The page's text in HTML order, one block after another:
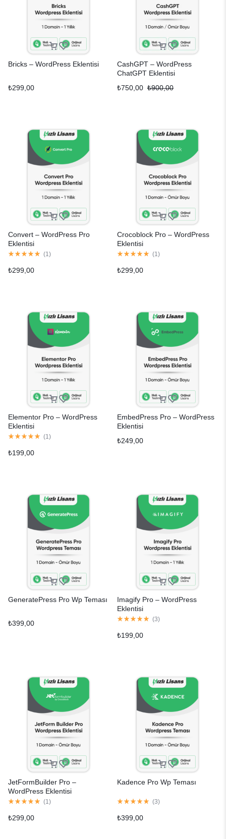
Bricks – WordPress Eklentisi
₺299,00
CashGPT – WordPress
ChatGPT Eklentisi
₺900,00
₺750,00
Convert – WordPress Pro
Eklentisi
(1 )
₺299,00
Crocoblock Pro – WordPress
Eklentisi
(1 )
₺299,00
Elementor Pro – WordPress
Eklentisi
(1 )
₺199,00
EmbedPress Pro – WordPress
Eklentisi
₺249,00
GeneratePress Pro Wp Teması
₺399,00
Imagify Pro – WordPress
Eklentisi
(3)
₺199,00
JetFormBuilder Pro –
WordPress Eklentisi
(1 )
₺299,00
Kadence Pro Wp Teması
(3)
₺399,00